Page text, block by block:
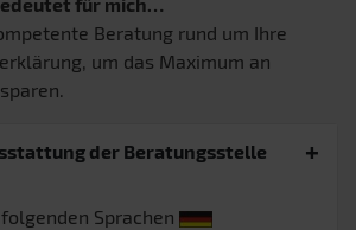
für mich…
Beratung rund um Ihre
um das Maximum an
der Beratungsstelle
Sprachen